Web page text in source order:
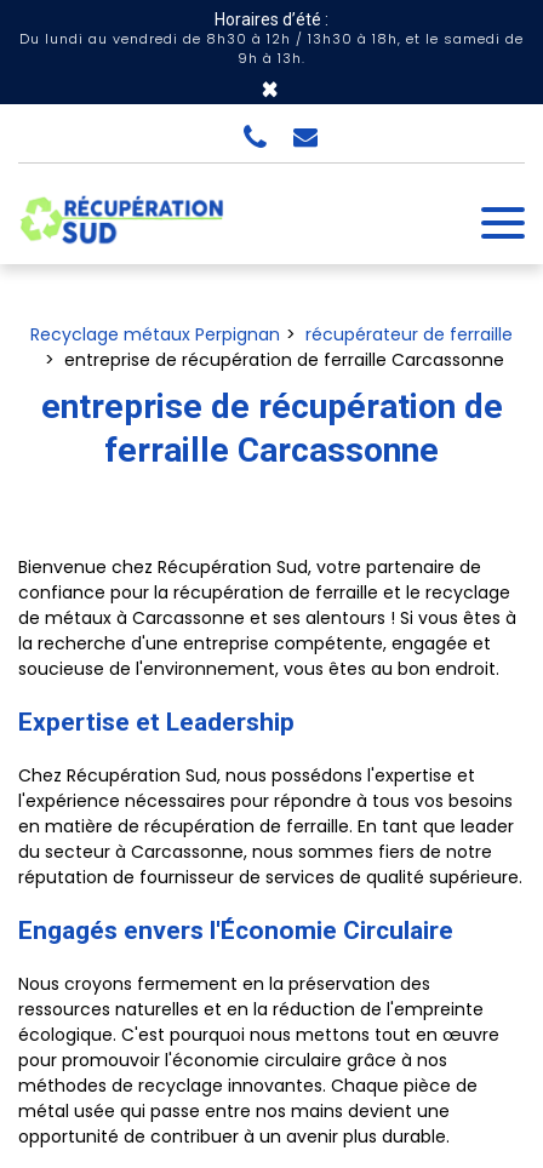
Horaires d’été :
Du lundi au vendredi de 8h30 à 12h / 13h30 à 18h, et le samedi de
9h à 13h.
×
Recyclage métaux Perpignan
récupérateur de ferraille
entreprise de récupération de ferraille Carcassonne
entreprise de récupération de
ferraille Carcassonne
Bienvenue chez Récupération Sud, votre partenaire de
confiance pour la récupération de ferraille et le recyclage
de métaux à Carcassonne et ses alentours ! Si vous êtes à
la recherche d'une entreprise compétente, engagée et
soucieuse de l'environnement, vous êtes au bon endroit.
Expertise et Leadership
Chez Récupération Sud, nous possédons l'expertise et
l'expérience nécessaires pour répondre à tous vos besoins
en matière de récupération de ferraille. En tant que leader
du secteur à Carcassonne, nous sommes fiers de notre
réputation de fournisseur de services de qualité supérieure.
Engagés envers l'Économie Circulaire
Nous croyons fermement en la préservation des
ressources naturelles et en la réduction de l'empreinte
écologique. C'est pourquoi nous mettons tout en œuvre
pour promouvoir l'économie circulaire grâce à nos
méthodes de recyclage innovantes. Chaque pièce de
métal usée qui passe entre nos mains devient une
opportunité de contribuer à un avenir plus durable.
Panneau de gestion des cookies